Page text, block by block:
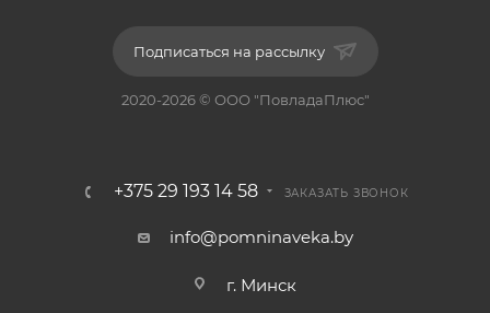
Подписаться на рассылку
2020-2026 © ООО "ПовладаПлюс"
+375 29 193 14 58 ЗАКАЗАТЬ ЗВОНОК
info@pomninaveka.by
г. Минск